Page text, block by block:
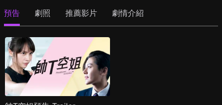
預告 劇照 推薦影片 劇情介紹